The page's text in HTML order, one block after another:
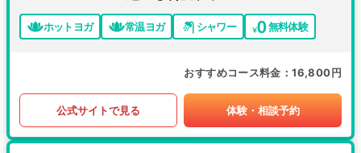
ホットヨガ 常温ヨガ シャワー 無料体験
おすすめコース料金 16,800円
公式サイトで見る 体験・相談予約